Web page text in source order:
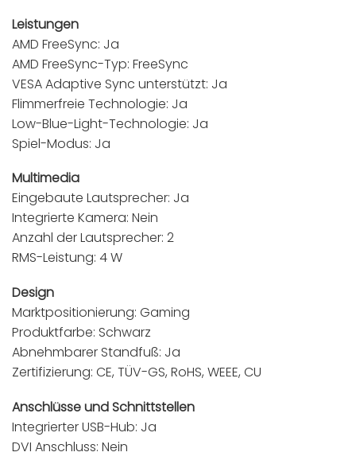
Leistungen
AMD FreeSync: Ja
AMD FreeSync-Typ: FreeSync
VESA Adaptive Sync unterstützt: Ja
Flimmerfreie Technologie: Ja
Low-Blue-Light-Technologie: Ja
Spiel-Modus: Ja
Multimedia
Eingebaute Lautsprecher: Ja
Integrierte Kamera: Nein
Anzahl der Lautsprecher: 2
RMS-Leistung: 4 W
Design
Marktpositionierung: Gaming
Produktfarbe: Schwarz
Abnehmbarer Standfuß: Ja
Zertifizierung: CE, TÜV-GS, RoHS, WEEE, CU
Anschlüsse und Schnittstellen
Integrierter USB-Hub: Ja
DVI Anschluss: Nein